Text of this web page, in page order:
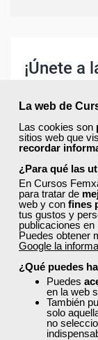
La web de
Las cookies son
sitios web que
recordar
¿Para qué las
En Cursos
para tratar de
web y con fines
tus gustos y
publicaciones
Puedes obtener
Google la
¿Qué puedes
Puedes
en la web
También
solo
no
¡Únete a
disponibles.
Si todavía no
tu sector
estás registrado,
perfil.
Recordarme
Iniciar sesión